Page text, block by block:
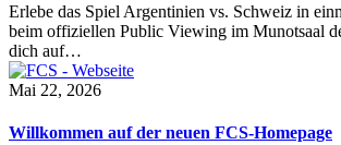
Erlebe das Spiel Argentinien vs. Schweiz in
beim offiziellen Public Viewing im Munotsaal
dich auf…
Mai 22, 2026
Willkommen auf der neuen FCS-Homepage